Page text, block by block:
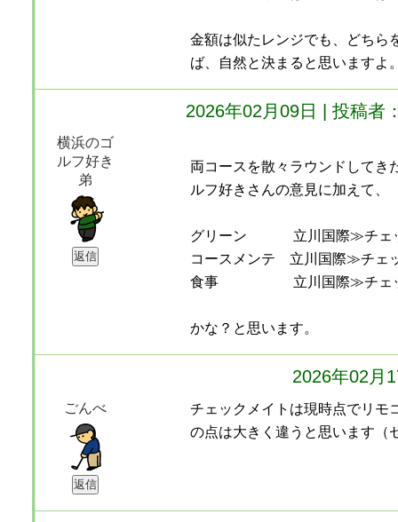
金額は似たレンジでも、どちら
ば、自然と決まると思いますよ
2026年02月09日 | 投稿者
横浜のゴ
ルフ好き
弟
両コースを散々ラウンドしてき
ルフ好きさんの意見に加えて、
グリーン 立川国際≫チェ
コースメンテ 立川国際≫チェ
食事 立川国際≫チェ
かな？と思います。
2026年02月
ごんべ
チェックメイトは現時点でリモ
の点は大きく違うと思います（